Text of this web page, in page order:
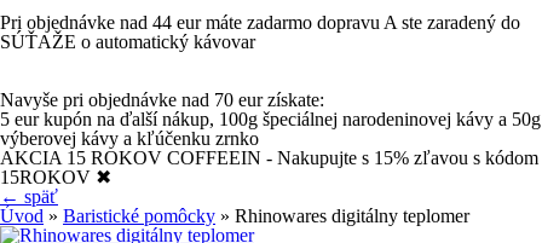
Pri objednávke nad 44 eur máte zadarmo dopravu A ste zaradený do
SÚŤAŽE o automatický kávovar
Navyše pri objednávke nad 70 eur získate:
5 eur kupón na ďalší nákup, 100g špeciálnej narodeninovej kávy a 50g
výberovej kávy a kľúčenku zrnko
AKCIA 15 ROKOV COFFEEIN - Nakupujte s 15% zľavou s kódom
15ROKOV ✖
← späť
Úvod » Baristické pomôcky » Rhinowares digitálny teplomer